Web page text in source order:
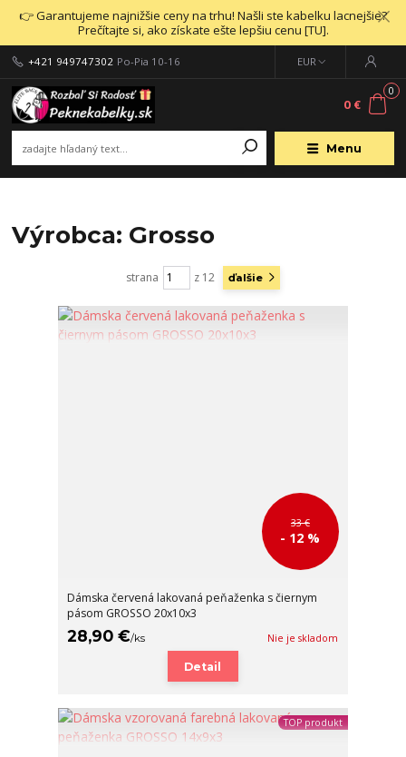
👉 Garantujeme najnižšie ceny na trhu! Našli ste kabelku lacnejšie?
Prečítajte si, ako získate ešte lepšiu cenu [TU].
Menu
EUR
+421 949747302 Po-Pia 10-16
0
0 €
Výrobca: Grosso
strana z 12 ďalšie
33 €
- 12 %
Dámska červená lakovaná peňaženka s čiernym
pásom GROSSO 20x10x3
28,90 €/ks Nie je skladom
Detail
TOP produkt